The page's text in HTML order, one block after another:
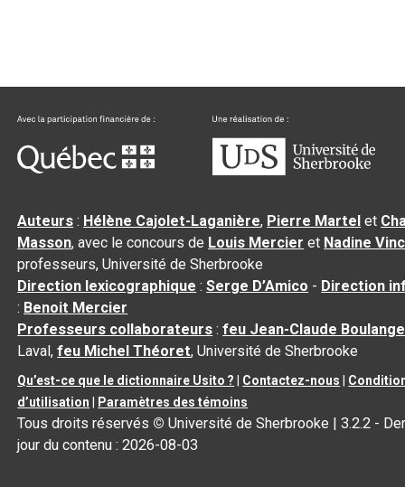
Auteurs : Hélène Cajolet-Laganière, Pierre Martel et
Masson, avec le concours de Louis Mercier et Nadine
professeurs, Université de Sherbrooke
Direction lexicographique :Serge D’Amico - Direction
: Benoit Mercier
Professeurs collaborateurs :feu Jean-Claude
Laval,feu Michel Théoret, Université de Sherbrooke
Qu’est-ce que le dictionnaire Usito ? Contactez-nous
d’utilisation
Paramètres des témoins
Tous droits réservés © Université de Sherbrooke |3.2.2 -
jour du contenu :2026-08-03